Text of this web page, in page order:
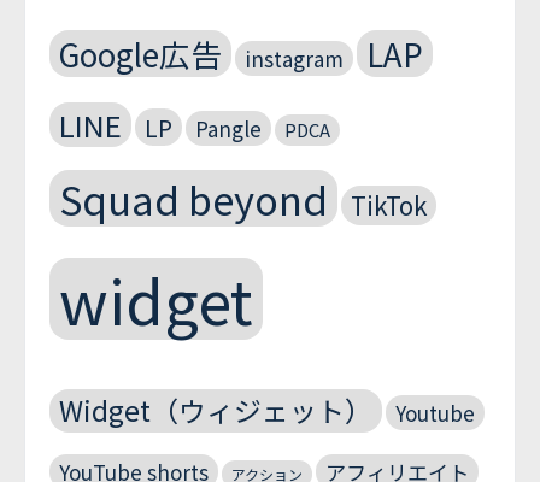
Google広告 instagram LAP
LINE LP Pangle PDCA
Squad beyond TikTok
widget
Widget（ウィジェット）
Youtube
YouTube shorts
アクション アフィリエイト